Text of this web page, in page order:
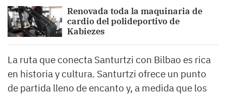
Renovada toda la maquinaria de
cardio del polideportivo de
Kabiezes
La ruta que conecta Santurtzi con Bilbao es rica
en historia y cultura. Santurtzi ofrece un punto
de partida lleno de encanto y, a medida que los